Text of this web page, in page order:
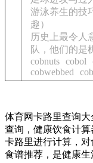
游泳养生的技
趣）
历史上最令人
队，他们的是
cobnuts cobol
cobwebbed
体育网卡路里查询
查询，健康饮食计
卡路里进行计算，
食谱推荐，是健康生